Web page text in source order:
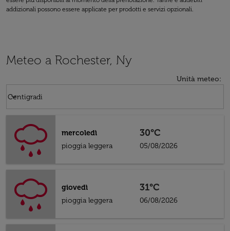
addizionali possono essere applicate per prodotti e servizi opzionali.
Meteo a Rochester, Ny
Unità meteo:
Centigradi
keyboard_arrow_down
mercoledì
pioggia leggera
30°C
05/08/2026
giovedì
pioggia leggera
31°C
06/08/2026